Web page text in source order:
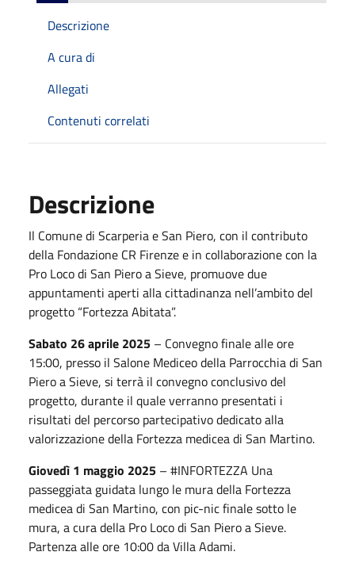
Descrizione
A cura di
Allegati
Contenuti correlati
Descrizione
Il Comune di Scarperia e San Piero, con il contributo
della Fondazione CR Firenze e in collaborazione con la
Pro Loco di San Piero a Sieve, promuove due
appuntamenti aperti alla cittadinanza nell’ambito del
progetto “Fortezza Abitata”.
Sabato 26 aprile 2025 – Convegno finale alle ore
15:00, presso il Salone Mediceo della Parrocchia di San
Piero a Sieve, si terrà il convegno conclusivo del
progetto, durante il quale verranno presentati i
risultati del percorso partecipativo dedicato alla
valorizzazione della Fortezza medicea di San Martino.
Giovedì 1 maggio 2025 – #INFORTEZZA Una
passeggiata guidata lungo le mura della Fortezza
medicea di San Martino, con pic-nic finale sotto le
mura, a cura della Pro Loco di San Piero a Sieve.
Partenza alle ore 10:00 da Villa Adami.